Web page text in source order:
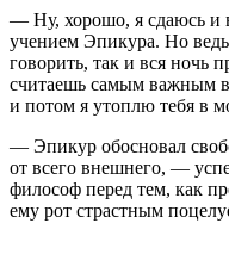
— Ну, хорошо, я сдаюсь и
учением Эпикура. Но
говорить, так и вся ночь
считаешь самым важным
и потом я утоплю тебя в
— Эпикур обосновал
от всего внешнего, —
философ перед тем, как
ему рот страстным